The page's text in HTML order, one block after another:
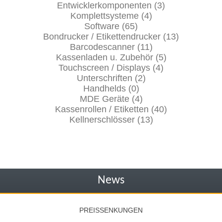
Entwicklerkomponenten (3)
Komplettsysteme (4)
Software (65)
Bondrucker / Etikettendrucker (13)
Barcodescanner (11)
Kassenladen u. Zubehör (5)
Touchscreen / Displays (4)
Unterschriften (2)
Handhelds (0)
MDE Geräte (4)
Kassenrollen / Etiketten (40)
Kellnerschlösser (13)
News
PREISSENKUNGEN